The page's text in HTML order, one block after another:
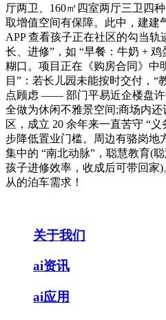
厅两卫、160㎡四室两厅三卫四
取增值空间有保障。此中，建建
APP 查看孩子正在社区的勾当轨
长、进修”，如 “早餐：牛奶 +
糊口。项目正在《购房合同》中
目”：若长儿园未能按时交付，“
点顾虑 —— 部门平易近企楼盘许
全做为休闲不雅景空间;商场内
区，成立 20 余年来一直苦守 “
步降低置业门槛。周边有骆岗地
集中的 “南北动脉”，聪慧教育(
孩子进修效率，收成后可带回家
从的泊车需求！
关于我们
ai资讯
ai应用